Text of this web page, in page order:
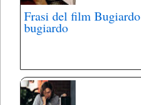
Frasi del film Bugiardo
bugiardo